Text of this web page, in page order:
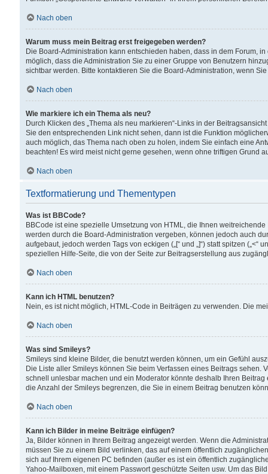
Nach oben
Warum muss mein Beitrag erst freigegeben werden?
Die Board-Administration kann entschieden haben, dass in dem Forum,
möglich, dass die Administration Sie zu einer Gruppe von Benutzern
sichtbar werden. Bitte kontaktieren Sie die Board-Administration, wenn
Nach oben
Wie markiere ich ein Thema als neu?
Durch Klicken des „Thema als neu markieren“-Links in der
Sie den entsprechenden Link nicht sehen, dann ist die Funktion
auch möglich, das Thema nach oben zu holen, indem Sie einfach eine
beachten! Es wird meist nicht gerne gesehen, wenn ohne triftigen Grund
Nach oben
Textformatierung und Thementypen
Was ist BBCode?
BBCode ist eine spezielle Umsetzung von HTML, die Ihnen
werden durch die Board-Administration vergeben, können jedoch auch
aufgebaut, jedoch werden Tags von eckigen („[“ und „]“) statt spitzen
speziellen Hilfe-Seite, die von der Seite zur Beitragserstellung aus
Nach oben
Kann ich HTML benutzen?
Nein, es ist nicht möglich, HTML-Code in Beiträgen zu verwenden. Die
Nach oben
Was sind Smileys?
Smileys sind kleine Bilder, die benutzt werden können, um ein Gefühl
Die Liste aller Smileys können Sie beim Verfassen eines Beitrags
schnell unlesbar machen und ein Moderator könnte deshalb Ihren
die Anzahl der Smileys begrenzen, die Sie in einem Beitrag benutzen
Nach oben
Kann ich Bilder in meine Beiträge einfügen?
Ja, Bilder können in Ihrem Beitrag angezeigt werden. Wenn die
müssen Sie zu einem Bild verlinken, das auf einem öffentlich
sich auf Ihrem eigenen PC befinden (außer es ist ein öffentlich
Yahoo-Mailboxen, mit einem Passwort geschützte Seiten usw. Um das